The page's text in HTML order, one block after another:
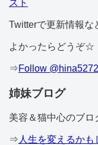
スト
Twitterで更新情報な
よかったらどうぞ☆
⇒Follow
姉妹ブログ
美容＆猫中心のブロ
⇒ 人生を変えるか